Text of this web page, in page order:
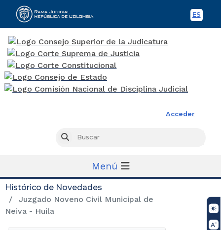
ES
Acceder
Buscar
Menú
Histórico de Novedades
Juzgado Noveno Civil Municipal de
Neiva - Huila